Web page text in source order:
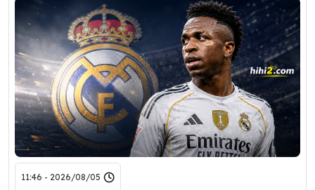
2026/08/05 - 11:46